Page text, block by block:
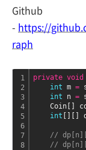
Github
- https://
raph
1
2
3
4
5
6
7
8
private void
int m =
int n =
Coin[]
int [][]
//
//